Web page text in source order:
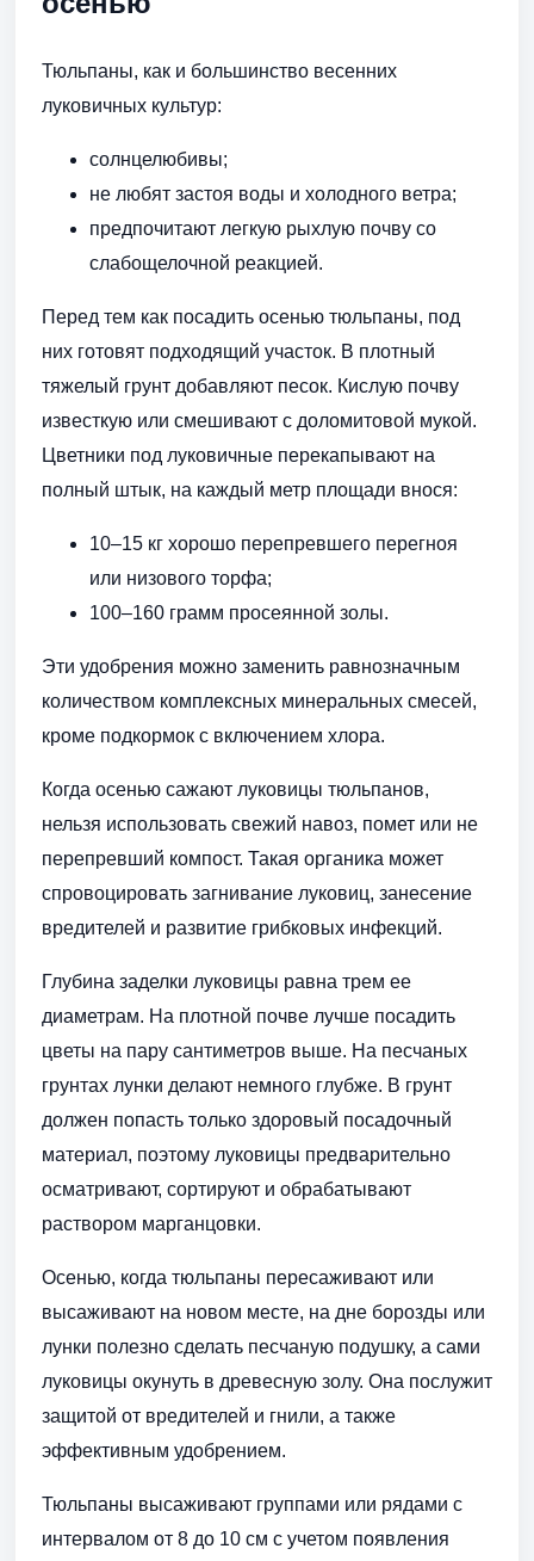
Тюльпаны, как и большинство весенних
луковичных культур:
солнцелюбивы;
не любят застоя воды и холодного ветра;
предпочитают легкую рыхлую почву со
слабощелочной реакцией.
Перед тем как посадить осенью тюльпаны, под
них готовят подходящий участок. В плотный
тяжелый грунт добавляют песок. Кислую почву
известкую или смешивают с доломитовой мукой.
Цветники под луковичные перекапывают на
полный штык, на каждый метр площади внося:
10–15 кг хорошо перепревшего перегноя
или низового торфа;
100–160 грамм просеянной золы.
Эти удобрения можно заменить равнозначным
количеством комплексных минеральных смесей,
кроме подкормок с включением хлора.
Когда осенью сажают луковицы тюльпанов,
нельзя использовать свежий навоз, помет или не
перепревший компост. Такая органика может
спровоцировать загнивание луковиц, занесение
вредителей и развитие грибковых инфекций.
Глубина заделки луковицы равна трем ее
диаметрам. На плотной почве лучше посадить
цветы на пару сантиметров выше. На песчаных
грунтах лунки делают немного глубже. В грунт
должен попасть только здоровый посадочный
материал, поэтому луковицы предварительно
осматривают, сортируют и обрабатывают
раствором марганцовки.
Осенью, когда тюльпаны пересаживают или
высаживают на новом месте, на дне борозды или
лунки полезно сделать песчаную подушку, а сами
луковицы окунуть в древесную золу. Она послужит
защитой от вредителей и гнили, а также
эффективным удобрением.
Тюльпаны высаживают группами или рядами с
интервалом от 8 до 10 см с учетом появления